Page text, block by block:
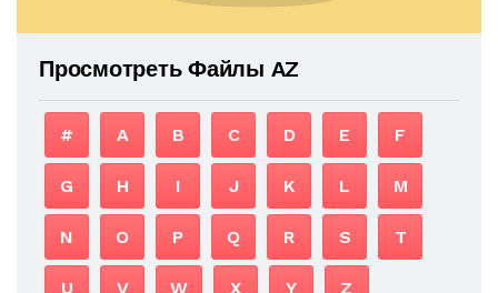
Просмотреть Файлы AZ
# A B C D E F
G H I J K L M
N O P Q R S T
U V W X Y Z